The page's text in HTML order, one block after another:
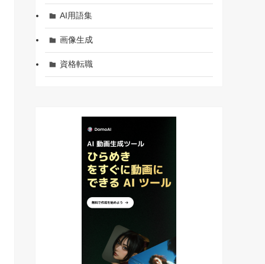
AI用語集
画像生成
資格転職